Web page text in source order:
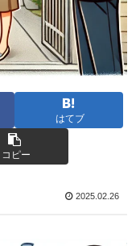
はてブ
コピー
2025.02.26